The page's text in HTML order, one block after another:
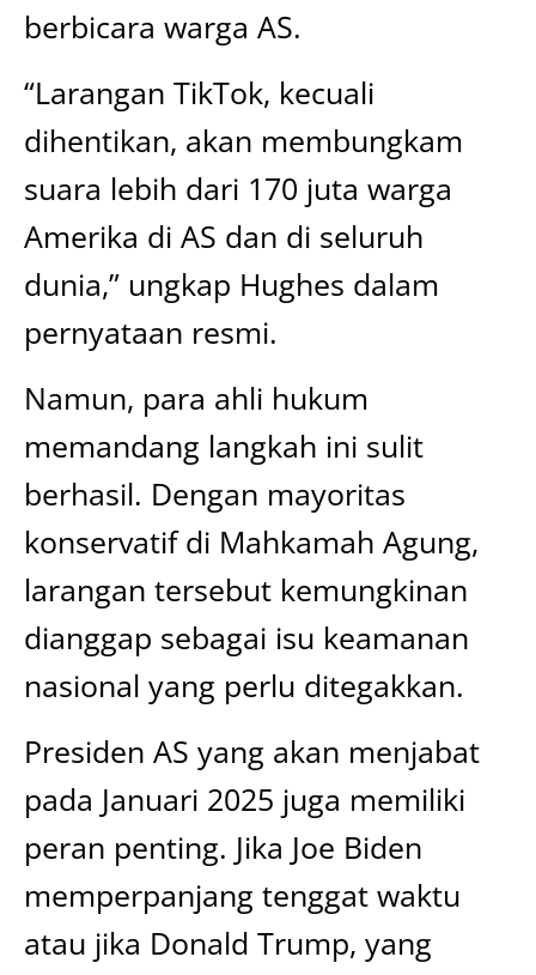
berbicara warga AS.
“Larangan TikTok, kecuali
dihentikan, akan membungkam
suara lebih dari 170 juta warga
Amerika di AS dan di seluruh
dunia,” ungkap Hughes dalam
pernyataan resmi.
Namun, para ahli hukum
memandang langkah ini sulit
berhasil. Dengan mayoritas
konservatif di Mahkamah Agung,
larangan tersebut kemungkinan
dianggap sebagai isu keamanan
nasional yang perlu ditegakkan.
Presiden AS yang akan menjabat
pada Januari 2025 juga memiliki
peran penting. Jika Joe Biden
memperpanjang tenggat waktu
atau jika Donald Trump, yang